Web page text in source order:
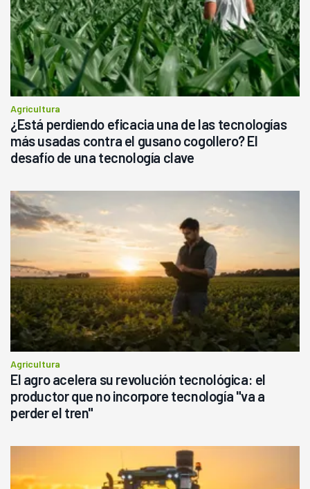
Agricultura
¿Está perdiendo eficacia una de las tecnologías
más usadas contra el gusano cogollero? El
desafío de una tecnología clave
Agricultura
El agro acelera su revolución tecnológica: el
productor que no incorpore tecnología "va a
perder el tren"